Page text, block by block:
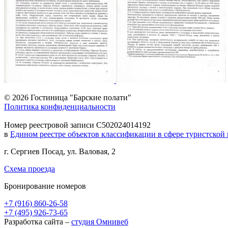
© 2026 Гостиница "Барские полати"
Политика конфиденциальности
Номер реестровой записи С502024014192
в Едином реестре объектов классификации в сфере туристской
г. Сергиев Посад, ул. Валовая, 2
Схема проезда
Бронирование номеров
+7 (916) 860-26-58
+7 (495) 926-73-65
Разработка сайта – студия Омнивеб